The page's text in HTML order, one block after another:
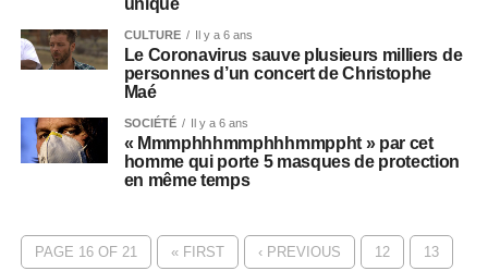
unique
CULTURE Il y a 6 ans
Le Coronavirus sauve plusieurs milliers de
personnes d’un concert de Christophe
Maé
SOCIÉTÉ Il y a 6 ans
« Mmmphhhmmphhhmmppht » par cet
homme qui porte 5 masques de protection
en même temps
PAGE 16 OF 21 « FIRST ‹ PREVIOUS 12 13